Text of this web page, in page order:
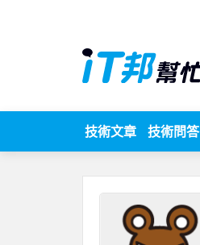
技術文章 技術問答